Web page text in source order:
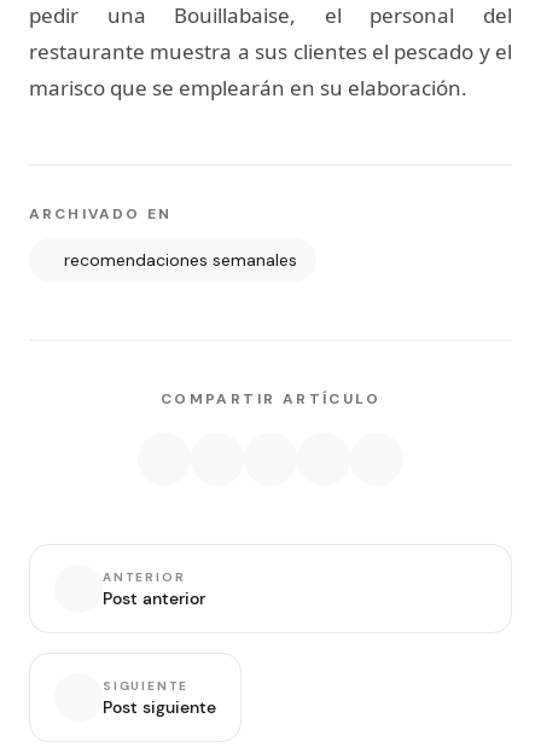
pedir una Bouillabaise, el personal del
restaurante muestra a sus clientes el pescado y el
marisco que se emplearán en su elaboración.
ARCHIVADO EN
recomendaciones semanales
COMPARTIR ARTÍCULO
ANTERIOR
Post anterior
SIGUIENTE
Post siguiente